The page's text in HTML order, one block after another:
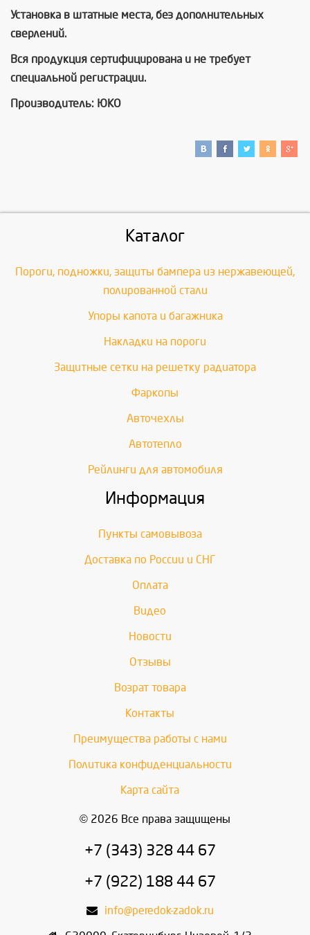
Установка в штатные места, без дополнительных
сверлений.
Вся продукция сертифицирована и не требует
специальной регистрации.
Производитель: ЮКО
Каталог
Пороги, подножки, защиты бампера из нержавеющей,
полированной стали
Упоры капота и багажника
Накладки на пороги
Защитные сетки на решетку радиатора
Фаркопы
Авточехлы
Автотепло
Рейлинги для автомобиля
Информация
Пункты самовывоза
Доставка по России и СНГ
Оплата
Видео
Новости
Отзывы
Возрат товара
Контакты
Преимущества работы с нами
Политика конфиденциальности
Карта сайта
© 2026 Все права защищены
+7 (343) 328 44 67
+7 (922) 188 44 67
info@peredok-zadok.ru